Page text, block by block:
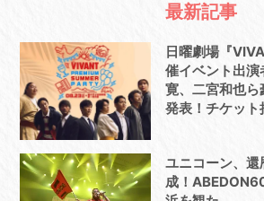
最新記事
日曜劇場『
催イベント出
寛、二宮和也ら
発表！チケット
ユニコーン、
成！